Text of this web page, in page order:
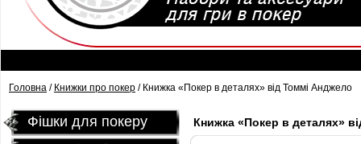
Головна / Книжки про покер / Книжка «Покер в деталях» від Томмі Анджело
Фішки для покеру
Книжка «Покер в деталях»